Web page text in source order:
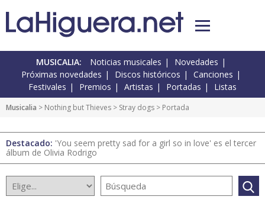
MUSICALIA: Noticias musicales
Novedades
Próximas novedades
Discos históricos
Canciones
Festivales
Premios Artistas Portadas Listas
Musicalia > Nothing but Thieves > Stray dogs > Portada
Destacado: 'You seem pretty sad for a girl so in love' es el tercer
álbum de Olivia Rodrigo